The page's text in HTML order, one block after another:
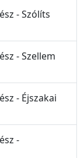
- Szólíts
- Szellem
- Éjszakai
-